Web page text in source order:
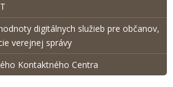
digitálnych služieb pre občanov,
verejnej správy
Kontaktného Centra